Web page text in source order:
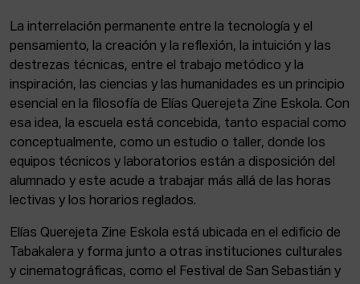
Facebook Equis Instagram
© Elías Querejeta Zine Eskola 2026
Tabakalera · Andre zigarrogileak plaza, 1
20012 Donostia / San Sebastián
T. 0034 943 545 005
E. info@zine-eskola.eus
La interrelación permanente entre la tecnología y el
pensamiento, la creación y la reflexión, la intuición y las
destrezas técnicas, entre el trabajo metódico y la
inspiración, las ciencias y las humanidades es un principio
esencial en la filosofía de Elías Querejeta Zine Eskola. Con
esa idea, la escuela está concebida, tanto espacial como
conceptualmente, como un estudio o taller, donde los
equipos técnicos y laboratorios están a disposición del
alumnado y este acude a trabajar más allá de las horas
lectivas y los horarios reglados.
Elías Querejeta Zine Eskola está ubicada en el edificio de
Tabakalera y forma junto a otras instituciones culturales
y cinematográficas, como el Festival de San Sebastián y